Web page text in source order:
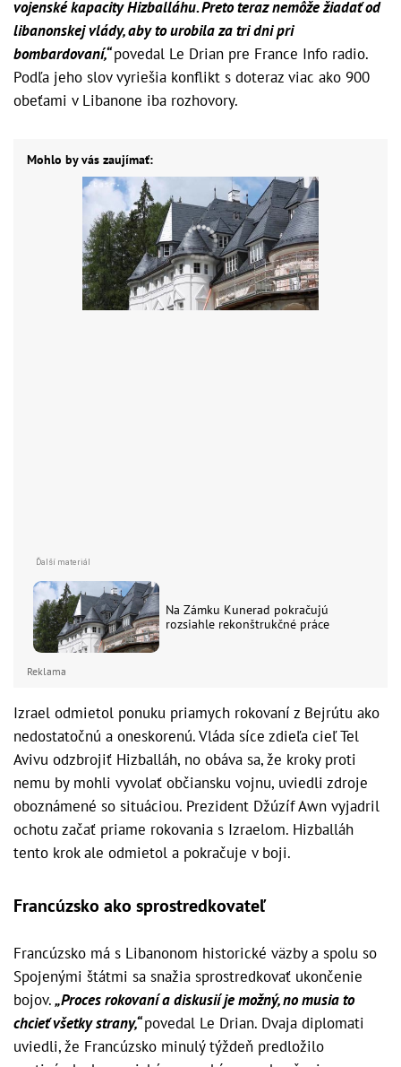
vojenské kapacity Hizballáhu. Preto teraz nemôže žiadať od
libanonskej vlády, aby to urobila za tri dni pri
bombardovaní,“povedal Le Drian pre France Info radio.
Podľa jeho slov vyriešia konflikt s doteraz viac ako 900
obeťami v Libanone iba rozhovory.
Mohlo by vás zaujímať:
Na Zámku Kunerad pokračujú
rozsiahle rekonštrukčné práce
Reklama
Izrael odmietol ponuku priamych rokovaní z Bejrútu ako
nedostatočnú a oneskorenú. Vláda síce zdieľa cieľ Tel
Avivu odzbrojiť Hizballáh, no obáva sa, že kroky proti
nemu by mohli vyvolať občiansku vojnu, uviedli zdroje
oboznámené so situáciou. Prezident Džúzíf Awn vyjadril
ochotu začať priame rokovania s Izraelom. Hizballáh
tento krok ale odmietol a pokračuje v boji.
Francúzsko ako sprostredkovateľ
Francúzsko má s Libanonom historické väzby a spolu so
Spojenými štátmi sa snažia sprostredkovať ukončenie
bojov.„Proces rokovaní a diskusií je možný, no musia to
chcieť všetky strany,“povedal Le Drian. Dvaja diplomati
uviedli, že Francúzsko minulý týždeň predložilo